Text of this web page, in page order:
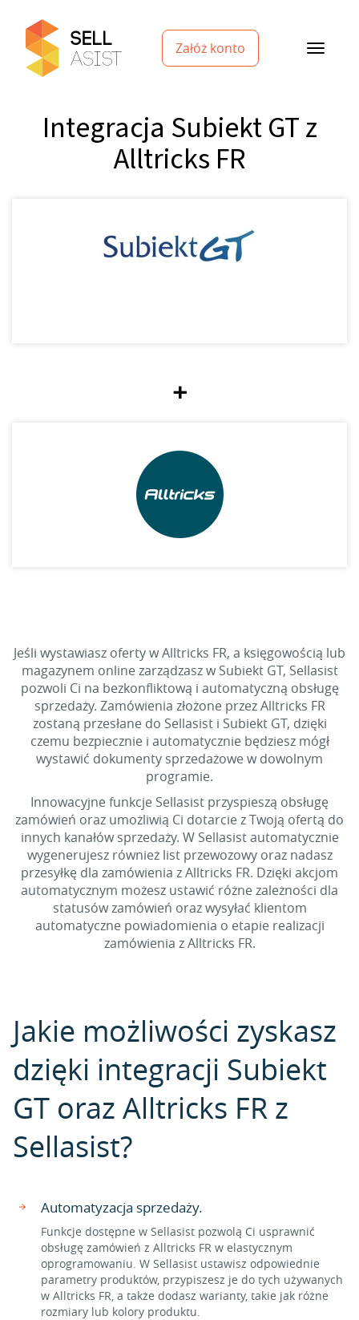
Załóż konto
Integracja Subiekt GT z
Alltricks FR
+
Jeśli wystawiasz oferty w Alltricks FR, a księgowością lub
magazynem online zarządzasz w Subiekt GT, Sellasist
pozwoli Ci na bezkonfliktową i automatyczną obsługę
sprzedaży. Zamówienia złożone przez Alltricks FR
zostaną przesłane do Sellasist i Subiekt GT, dzięki
czemu bezpiecznie i automatycznie będziesz mógł
wystawić dokumenty sprzedażowe w dowolnym
programie.
Innowacyjne funkcje Sellasist przyspieszą obsługę
zamówień oraz umożliwią Ci dotarcie z Twoją ofertą do
innych kanałów sprzedaży. W Sellasist automatycznie
wygenerujesz również list przewozowy oraz nadasz
przesyłkę dla zamówienia z Alltricks FR. Dzięki akcjom
automatycznym możesz ustawić różne zależności dla
statusów zamówień oraz wysyłać klientom
automatyczne powiadomienia o etapie realizacji
zamówienia z Alltricks FR.
Jakie możliwości zyskasz
dzięki integracji Subiekt
GT oraz Alltricks FR z
Sellasist?
Automatyzacja sprzedaży.
Funkcje dostępne w Sellasist pozwolą Ci usprawnić
obsługę zamówień z Alltricks FR w elastycznym
oprogramowaniu. W Sellasist ustawisz odpowiednie
parametry produktów, przypiszesz je do tych używanych
w Alltricks FR, a także dodasz warianty, takie jak różne
rozmiary lub kolory produktu.